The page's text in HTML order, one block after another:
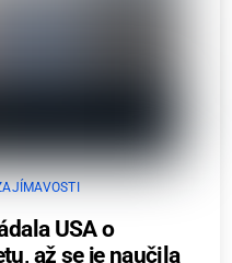
USA o
až se je naučila